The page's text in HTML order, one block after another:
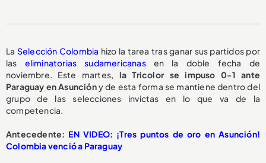
La Selección Colombia hizo la tarea tras ganar sus partidos por
las eliminatorias sudamericanasen la doble fecha de
noviembre. Este martes, la Tricolor se impuso 0-1 ante
Paraguay en Asuncióny de esta forma se mantiene dentro del
grupo de las selecciones invictas en lo que va de la
competencia.
Antecedente: EN VIDEO: ¡Tres puntos de oro en Asunción!
Colombia venció a Paraguay